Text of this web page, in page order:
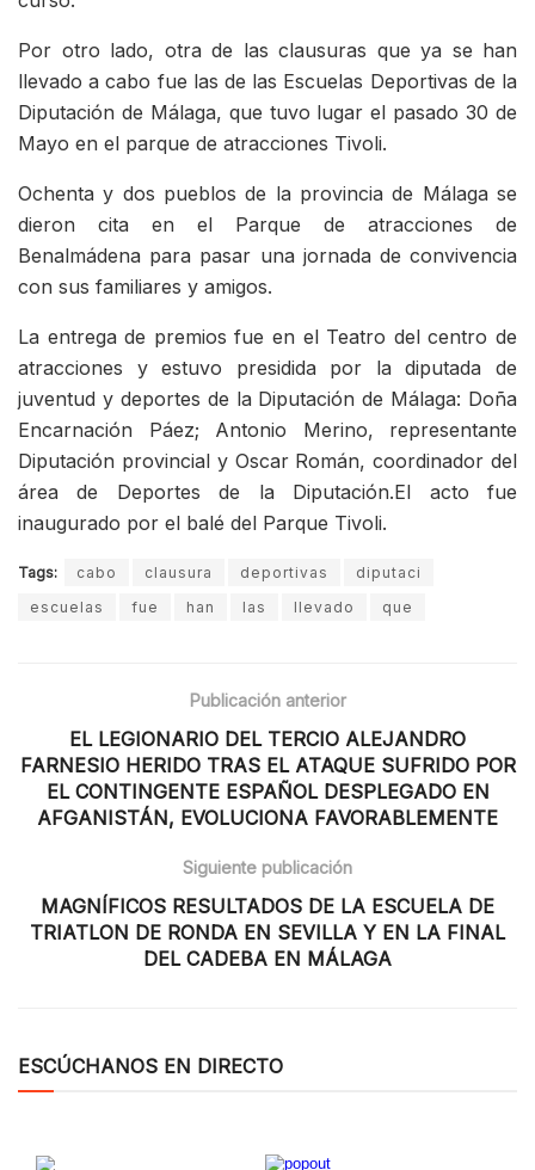
Por otro lado, otra de las clausuras que ya se han
llevado a cabo fue las de las Escuelas Deportivas de la
Diputación de Málaga, que tuvo lugar el pasado 30 de
Mayo en el parque de atracciones Tivoli.
Ochenta y dos pueblos de la provincia de Málaga se
dieron cita en el Parque de atracciones de
Benalmádena para pasar una jornada de convivencia
con sus familiares y amigos.
La entrega de premios fue en el Teatro del centro de
atracciones y estuvo presidida por la diputada de
juventud y deportes de la Diputación de Málaga: Doña
Encarnación Páez; Antonio Merino, representante
Diputación provincial y Oscar Román, coordinador del
área de Deportes de la Diputación.El acto fue
inaugurado por el balé del Parque Tivoli.
Tags: cabo clausura deportivas
diputaci
escuelas
fue han las llevado que
Publicación anterior
EL LEGIONARIO DEL TERCIO ALEJANDRO
FARNESIO HERIDO TRAS EL ATAQUE SUFRIDO POR
EL CONTINGENTE ESPAÑOL DESPLEGADO EN
AFGANISTÁN, EVOLUCIONA FAVORABLEMENTE
Siguiente publicación
MAGNÍFICOS RESULTADOS DE LA ESCUELA DE
TRIATLON DE RONDA EN SEVILLA Y EN LA FINAL
DEL CADEBA EN MÁLAGA
ESCÚCHANOS EN DIRECTO